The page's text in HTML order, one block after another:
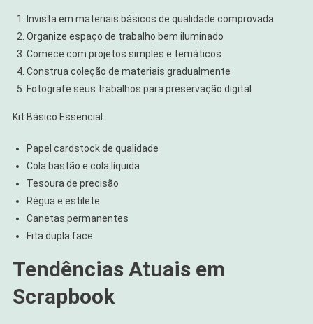
Invista em materiais básicos de qualidade comprovada
Organize espaço de trabalho bem iluminado
Comece com projetos simples e temáticos
Construa coleção de materiais gradualmente
Fotografe seus trabalhos para preservação digital
Kit Básico Essencial:
Papel cardstock de qualidade
Cola bastão e cola líquida
Tesoura de precisão
Régua e estilete
Canetas permanentes
Fita dupla face
Tendências Atuais em
Scrapbook